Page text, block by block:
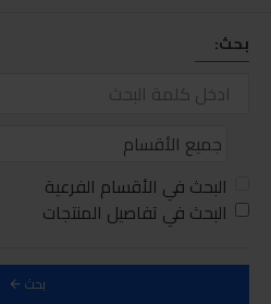
بحث:
البحث في الأقسام الفرعية
البحث في تفاصيل المنتجات
بحث